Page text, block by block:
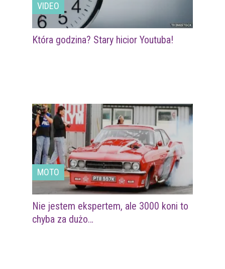
VIDEO
Która godzina? Stary hicior Youtuba!
MOTO
Nie jestem ekspertem, ale 3000 koni to
chyba za dużo…